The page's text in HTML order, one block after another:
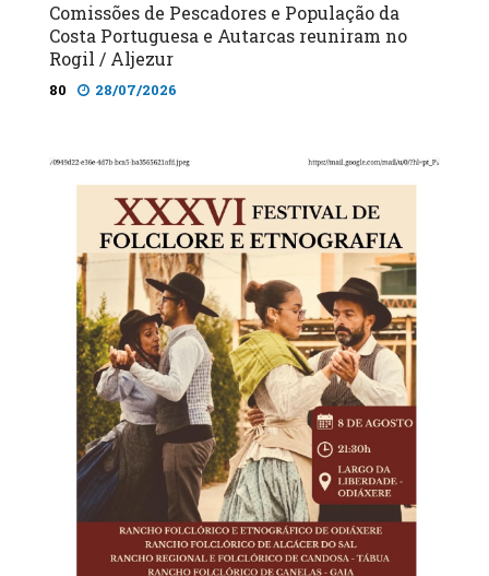
Comissões de Pescadores e População da
Costa Portuguesa e Autarcas reuniram no
Rogil / Aljezur
80 28/07/2026